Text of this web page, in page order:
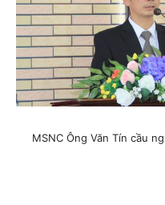
MSNC Ông Văn Tín cầu